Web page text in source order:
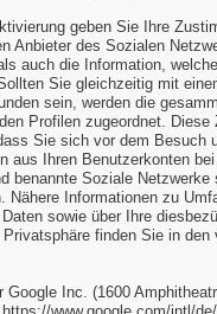
geben Sie Ihre
Anbieter des Sozialen
auch die Information,
Sie gleichzeitig mit
sein, werden die
Profilen zugeordnet.
Sie sich vor dem Besuch
aus Ihren Benutzerkonten
benannte Soziale
Nähere Informationen zu
Daten sowie über Ihre
finden Sie in
Google Inc. (1600